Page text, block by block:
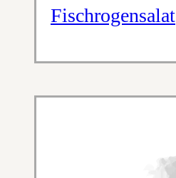
Fischrogensalat